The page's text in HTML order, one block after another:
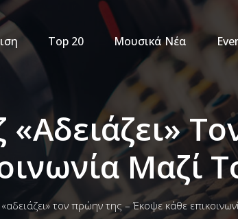
Top 20 Μουσικά Νέα
«αδειάζει»
Μαζί
τον πρώην της – Έκοψε κάθε